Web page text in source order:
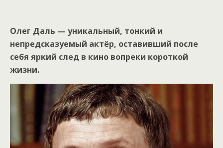
Олег Даль — уникальный, тонкий и
непредсказуемый актёр, оставивший после
себя яркий след в кино вопреки короткой
жизни.